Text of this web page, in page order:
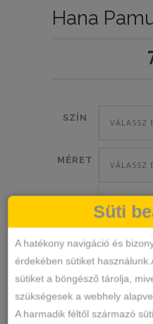
Hana
SZÍN VÁLASSZ
MÉRET VÁLASSZ
Hana
Pamut
Féltanga
mennyiség
SKU 20071
KATEGÓRIÁK
Süti
A hatékony navigáció és
érdekében sütiket
sütiket a böngésző tárolja,
szükségesek a webhely
A harmadik féltől származó